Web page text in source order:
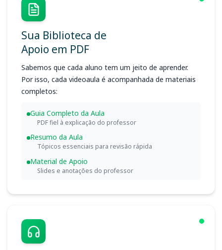
Sua Biblioteca de
Apoio em PDF
Sabemos que cada aluno tem um jeito de aprender.
Por isso, cada videoaula é acompanhada de materiais
completos:
Guia Completo da Aula
PDF fiel à explicação do professor
Resumo da Aula
Tópicos essenciais para revisão rápida
Material de Apoio
Slides e anotações do professor